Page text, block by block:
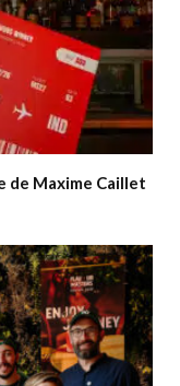
de Maxime Caillet